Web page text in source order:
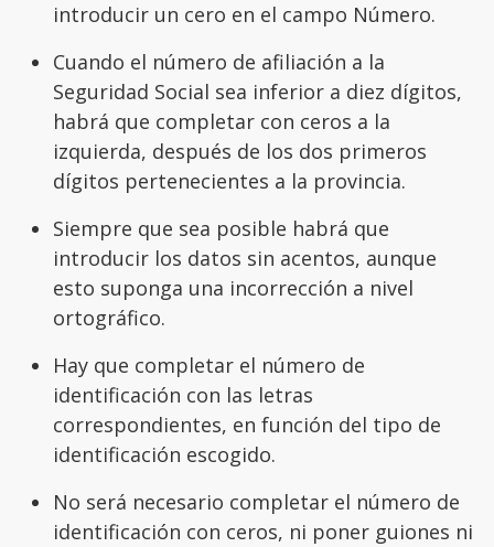
introducir un cero en el campo Número.
Cuando el número de afiliación a la
Seguridad Social sea inferior a diez dígitos,
habrá que completar con ceros a la
izquierda, después de los dos primeros
dígitos pertenecientes a la provincia.
Siempre que sea posible habrá que
introducir los datos sin acentos, aunque
esto suponga una incorrección a nivel
ortográfico.
Hay que completar el número de
identificación con las letras
correspondientes, en función del tipo de
identificación escogido.
No será necesario completar el número de
identificación con ceros, ni poner guiones ni